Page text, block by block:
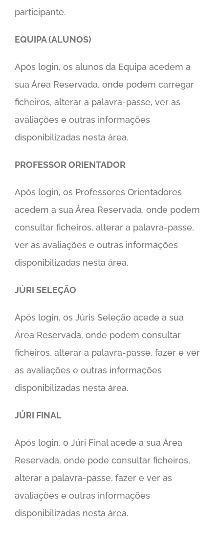
participante.
EQUIPA (ALUNOS)
Após login, os alunos da Equipa acedem a
sua Área Reservada, onde podem carregar
ficheiros, alterar a palavra-passe, ver as
avaliações e outras informações
disponibilizadas nesta área.
PROFESSOR ORIENTADOR
Após login, os Professores Orientadores
acedem a sua Área Reservada, onde podem
consultar ficheiros, alterar a palavra-passe,
ver as avaliações e outras informações
disponibilizadas nesta área.
JÚRI SELEÇÃO
Após login, os Júris Seleção acede a sua
Área Reservada, onde podem consultar
ficheiros, alterar a palavra-passe, fazer e ver
as avaliações e outras informações
disponibilizadas nesta área.
JÚRI FINAL
Após login, o Júri Final acede a sua Área
Reservada, onde pode consultar ficheiros,
alterar a palavra-passe, fazer e ver as
avaliações e outras informações
disponibilizadas nesta área.